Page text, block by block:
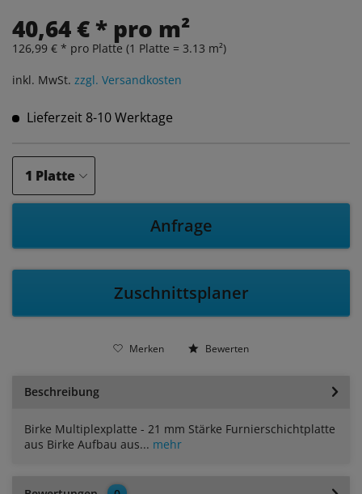
40,64 € * pro m²
126,99 € * pro Platte (1 Platte = 3.13 m²)
inkl. MwSt. zzgl. Versandkosten
Lieferzeit 8-10 Werktage
Anfrage
Zuschnittsplaner
Merken Bewerten
Beschreibung
Birke Multiplexplatte - 21 mm Stärke Furnierschichtplatte
aus Birke Aufbau aus... mehr